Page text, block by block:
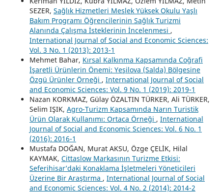
SEZER, Sağlık Hizmetleri Meslek Yüksek Okulu Yaşlı
Bakım Programı Öğrencilerinin Sağlık Turizmi
Alanında Çalışma İsteklerinin İncelenmesi ,
International Journal of Social and Economic Sciences:
Vol. 3 No. 1 (2013): 2013-1
Mehmet Bahar, Kırsal Kalkınma Kapsamında Coğrafi
İşaretli Ürünlerin Önemi: Yeşilova (Salda) Bölgesine
Özgü Ürünler Örneği , International Journal of Social
and Economic Sciences: Vol. 9 No. 1 (2019): 2019-1
Nazan KORKMAZ, Gülay ÖZALTIN TÜRKER, Ali TÜRKER,
Selim IŞIK, Agro-Turizm Kapsamında Narın Turistik
Ürün Olarak Kullanımı: Ortaca Örneği , International
Journal of Social and Economic Sciences: Vol. 6 No. 1
(2016): 2016-1
Mustafa DOĞAN, Murat AKSU, Özge ÇELİK, Hilal
KAYMAK, Cittaslow Markasının Turizme Etkisi:
Seferihisar’daki Konaklama İşletmeleri Yöneticileri
Üzerine Bir Araştırma , International Journal of Social
and Economic Sciences: Vol. 4 No. 2 (2014): 2014-2